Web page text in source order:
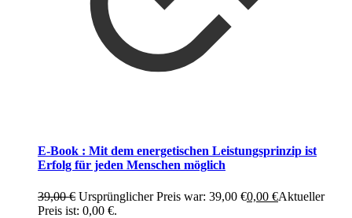
E-Book : Mit dem energetischen Leistungsprinzip ist
Erfolg für jeden Menschen möglich
39,00€ Ursprünglicher Preis war: 39,00 €0,00 €Aktueller
Preis ist: 0,00 €.